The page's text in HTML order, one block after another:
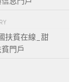
扶貧在線_甜
門戶